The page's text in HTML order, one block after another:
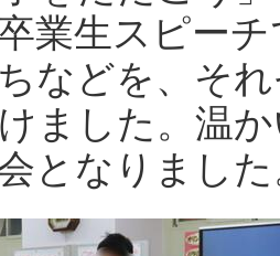
業生スピー
などを、そ
ました。温
となりまし